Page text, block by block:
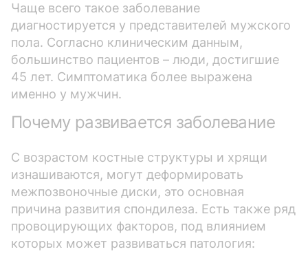
Чаще всего такое заболевание
диагностируется у представителей мужского
пола. Согласно клиническим данным,
большинство пациентов – люди, достигшие
45 лет. Симптоматика более выражена
именно у мужчин.
Почему развивается заболевание
С возрастом костные структуры и хрящи
изнашиваются, могут деформировать
межпозвоночные диски, это основная
причина развития спондилеза. Есть также ряд
провоцирующих факторов, под влиянием
которых может развиваться патология: